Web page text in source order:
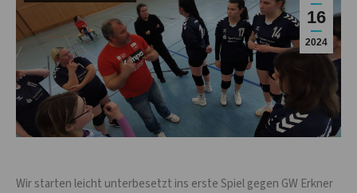
16
2024
Wir starten leicht unterbesetzt ins erste Spiel gegen GW Erkner